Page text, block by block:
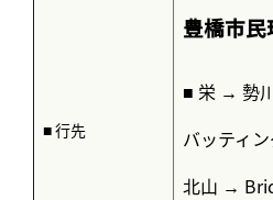
■ 行先
豊橋市民
■ 栄 → 勢
バッティ
北山 →